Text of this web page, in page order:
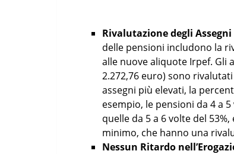
Rivalutazione degli
delle pensioni includono la
alle nuove aliquote Irpef. Gli
2.272,76 euro) sono
assegni più elevati, la
esempio, le pensioni da 4 a
quelle da 5 a 6 volte del
minimo, che hanno una
Nessun Ritardo